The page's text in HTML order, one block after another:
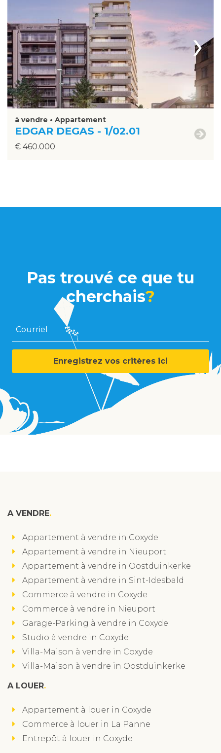
›
à vendre • Appartement
EDGAR DEGAS - 1/02.01
€ 460.000
Pas trouvé ce que tu
cherchais?
Courriel
Enregistrez vos critères ici
A VENDRE
Appartement à vendre in Coxyde
Appartement à vendre in Nieuport
Appartement à vendre in Oostduinkerke
Appartement à vendre in Sint-Idesbald
Commerce à vendre in Coxyde
Commerce à vendre in Nieuport
Garage-Parking à vendre in Coxyde
Studio à vendre in Coxyde
Villa-Maison à vendre in Coxyde
Villa-Maison à vendre in Oostduinkerke
A LOUER
Appartement à louer in Coxyde
Commerce à louer in La Panne
Entrepôt à louer in Coxyde